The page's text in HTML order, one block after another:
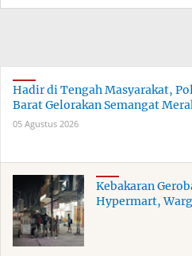
Hadir di Tengah Masyarakat,
Barat Gelorakan Semangat
05 Agustus 2026
Kebakaran
Hypermart,